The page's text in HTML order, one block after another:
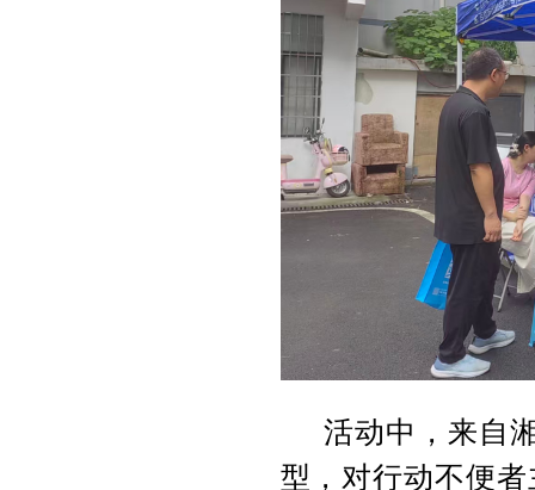
活动中，来自
型，对行动不便